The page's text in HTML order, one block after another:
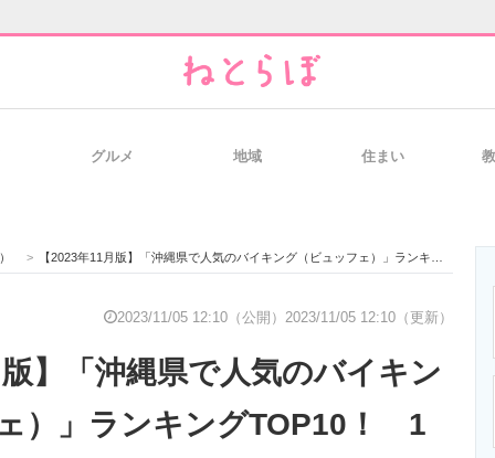
まが分かる 経営リーダーの
製造業のIT導入
グルメ 地域 住まい
> 【2023年11月版】「沖縄県で人気のバイキング（ビュッフェ）」ランキングTOP10！ 1位は「桜坂」
2023/11/05 12:10（公開） 2023/11/05 12:10（更新）
版】「沖縄県で人気のバイキン
）」ランキングTOP10！ 1